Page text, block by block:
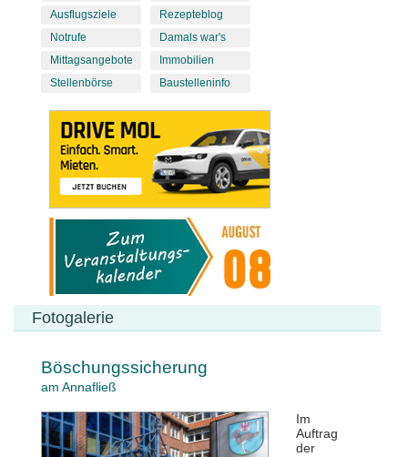
Ausflugsziele
Notrufe
Mittagsangebote
Stellenbörse
Rezepteblog
Damals war's
Immobilien
Baustelleninfo
Fotogalerie
Böschungssicherung
am Annafließ
Im
Auftrag
der